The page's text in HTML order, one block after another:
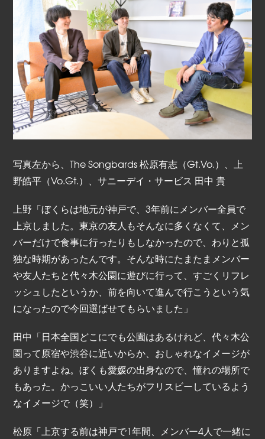
写真左から、The Songbards 松原有志（Gt.Vo.）、上
野皓平（Vo.Gt.）、サニーデイ・サービス 田中 貴
上野「ぼくらは地元が神戸で、3年前にメンバー全員で
上京しました。東京の友人もそんなに多くなくて、メン
バーだけで食事に行ったりもしなかったので、わりと孤
独な時期があったんです。そんな時にたまたまメンバー
や友人たちと代々木公園に遊びに行って、すごくリフレ
ッシュしたというか、前を向いて進んで行こうという気
になったので今回選ばせてもらいました」
田中「日本全国どこにでも公園はあるけれど、代々木公
園って原宿や渋谷に近いからか、おしゃれなイメージが
ありますよね。ぼくも愛媛の出身なので、憧れの場所で
もあった。かっこいい人たちがフリスビーしているよう
なイメージで（笑）」
松原「上京する前は神戸で1年間、メンバー4人で一緒に